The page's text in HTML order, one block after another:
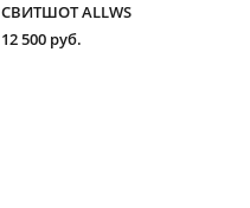
СВИТШОТ ALLWS
12 500 pуб.